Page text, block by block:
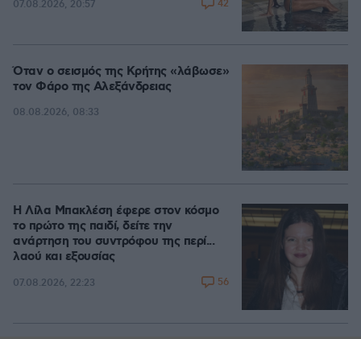
07.08.2026, 20:57 42
Όταν ο σεισμός της Κρήτης «λάβωσε»
τον Φάρο της Αλεξάνδρειας
08.08.2026, 08:33
Η Λίλα Μπακλέση έφερε στον κόσμο
το πρώτο της παιδί, δείτε την
ανάρτηση του συντρόφου της περί...
λαού και εξουσίας
07.08.2026, 22:23 56